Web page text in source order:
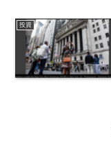
投資